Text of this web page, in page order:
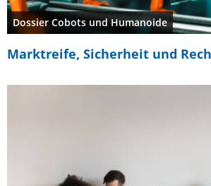
Dossier Cobots und Humanoide
Marktreife, Sicherheit und